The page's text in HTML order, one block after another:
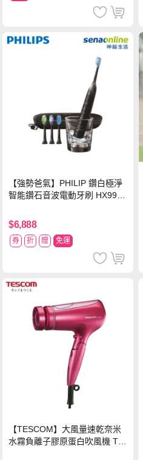
【強勢爸氣】PHILIP 鑽白極淨
智能鑽石音波電動牙刷 HX9924
$6,888
券 折 贈 免運
【TESCOM】大風量速乾奈米
水霧負離子膠原蛋白吹風機 TC